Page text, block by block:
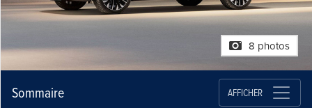
8 photos
Sommaire AFFICHER